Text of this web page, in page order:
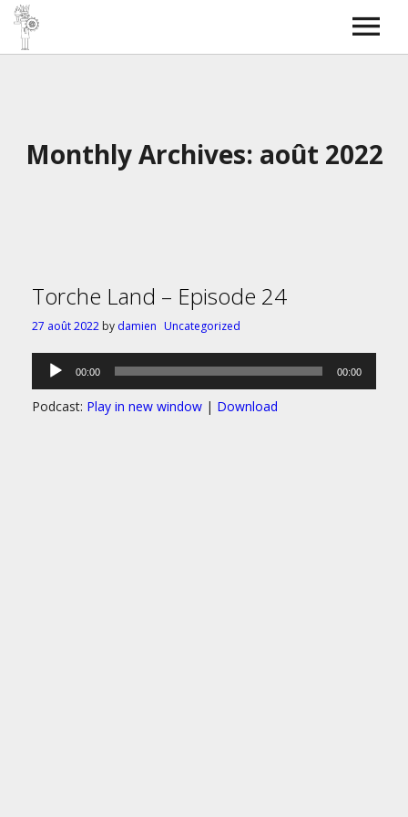
Monthly Archives: août 2022
Torche Land – Episode 24
27 août 2022 by damien Uncategorized
Lecteur
audio
00:00 00:00
Podcast: Play in new window | Download